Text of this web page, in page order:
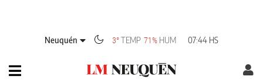
Neuquén 3°TEMP 71% HUM 07:44 HS